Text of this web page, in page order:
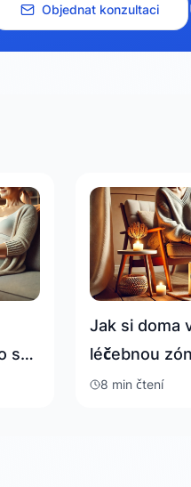
Objednat konzultaci
se
Jak si doma
léčebnou
zdravější a
8 min čtení